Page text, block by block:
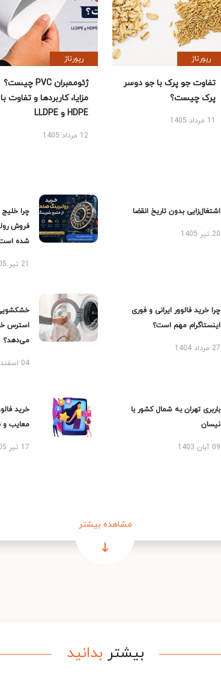
رپورتاژ
تفاوت جو پرک با جو دوسر
پرک چیست؟
11 مرداد 1405
رپورتاژ
ژئوممبران PVC چیست؟
مزایا، کاربردها و تفاوت با
HDPE و LLDPE
12 مرداد 1405
اشتغال‌زایی بدون تاریخ انقضا
20 تیر 1405
چرا خلیج
فروش
شده
21 تیر 1405
چرا خرید فالوور ایرانی و فوری
اینستاگرام مهم است؟
27 مرداد 1404
استرس
می‌دهد؟
04 اسفند 1404
باربری تهران به شمال کشور با
نیسان
09 آبان 1403
خرید
معایب و
17 تیر 1405
مشاهده بیشتر
بیشتر بدانید